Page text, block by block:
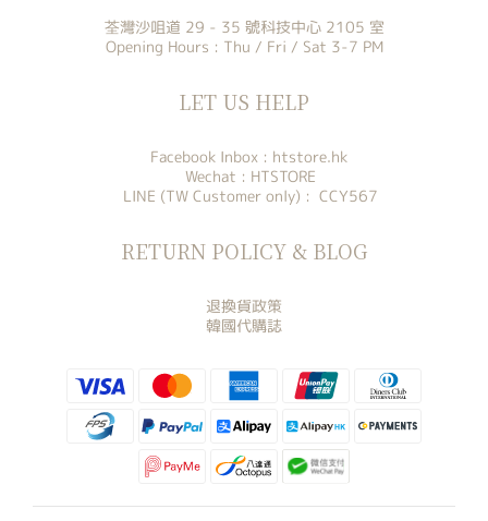
荃灣沙咀道 29 - 35 號科技中心 2105 室
Opening Hours : Thu / Fri / Sat 3-7 PM
LET US HELP
Facebook Inbox : htstore.hk
Wechat : HTSTORE
LINE (TW Customer only) : CCY567
RETURN POLICY & BLOG
退換貨政策
韓國代購誌